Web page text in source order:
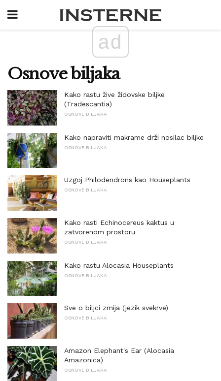
ad
Osnove biljaka
Kako rastu žive židovske biljke
(Tradescantia)
OSNOVE BILJAKA
Kako napraviti makrame drži nosilac biljke
OSNOVE BILJAKA
Uzgoj Philodendrons kao Houseplants
OSNOVE BILJAKA
Kako rasti Echinocereus kaktus u
zatvorenom prostoru
OSNOVE BILJAKA
Kako rastu Alocasia Houseplants
OSNOVE BILJAKA
Sve o biljci zmija (jezik svekrve)
OSNOVE BILJAKA
Amazon Elephant's Ear (Alocasia
Amazonica)
OSNOVE BILJAKA